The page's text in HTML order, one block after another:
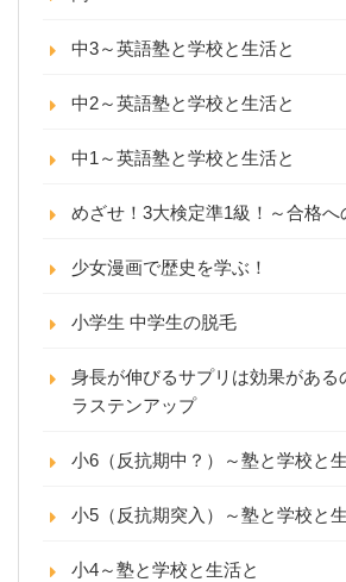
中3～英語塾と学校と生活と
中2～英語塾と学校と生活と
中1～英語塾と学校と生活と
めざせ！3大検定準1級！～合格へ
少女漫画で歴史を学ぶ！
小学生 中学生の脱毛
身長が伸びるサプリは効果がある
ラステンアップ
小6（反抗期中？）～塾と学校と
小5（反抗期突入）～塾と学校と
小4～塾と学校と生活と